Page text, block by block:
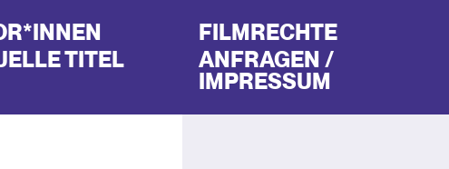
TITEL
FILMRECHTE
ANFRAGEN /
IMPRESSUM